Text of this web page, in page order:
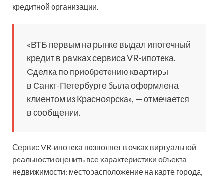
кредитной организации.
«ВТБ первым на рынке выдал ипотечный
кредитв рамках сервиса VR-ипотека.
Сделка по приобретению квартиры
в Санкт-Петербурге была оформлена
клиентом из Красноярска», — отмечается
в сообщении.
Сервис VR-ипотека позволяет в очках виртуальной
реальности оценить все характеристики объекта
недвижимости: месторасположение на карте города,